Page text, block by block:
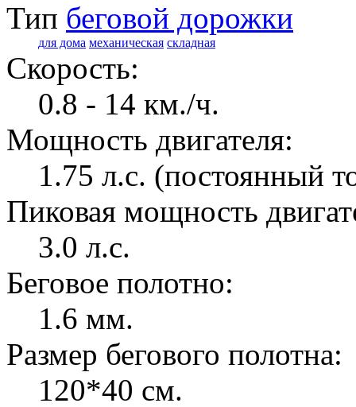
Тип беговой дорожки
для дома механическая складная
Скорость:
0.8 - 14 км./ч.
Мощность двигателя:
1.75 л.с. (постоянный
Пиковая мощность
3.0 л.с.
Беговое полотно:
1.6 мм.
Размер бегового полотна:
120*40 см.